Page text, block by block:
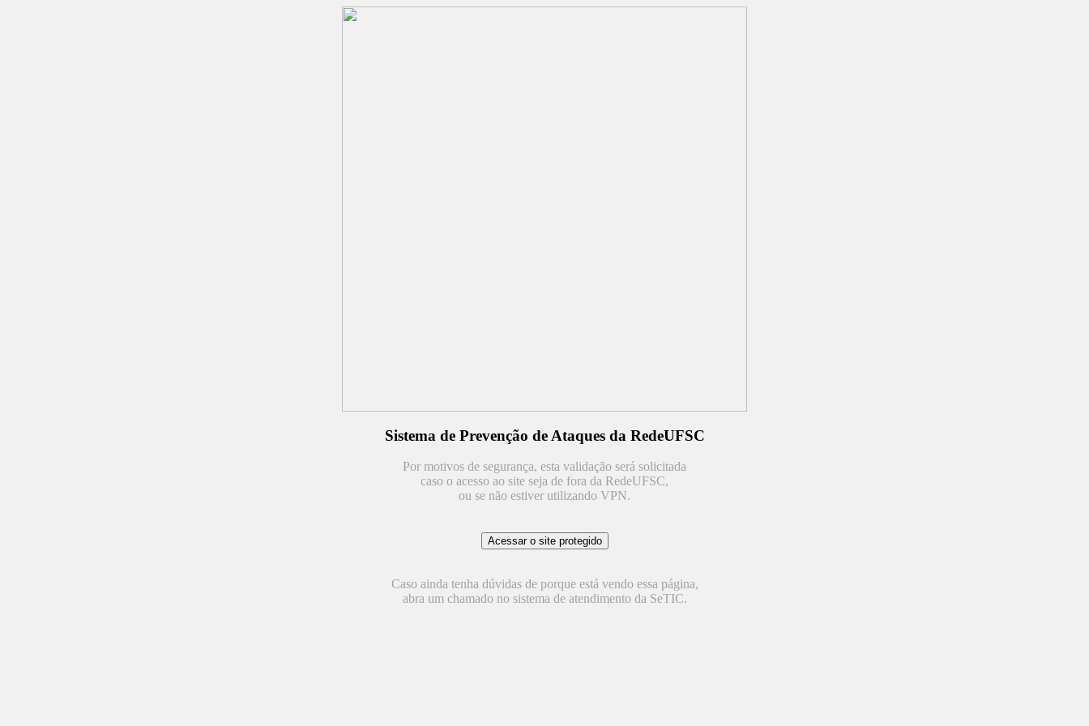
Sistema de Prevenção de Ataques da RedeUFSC
Por motivos de segurança, esta validação será solicitada
caso o acesso ao site seja de fora da RedeUFSC,
ou se não estiver utilizando VPN.
Caso ainda tenha dúvidas de porque está vendo essa página,
abra um chamado no sistema de atendimento da SeTIC.